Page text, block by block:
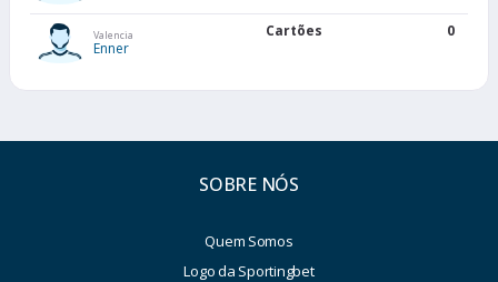
Valencia
Enner
Cartões 0
SOBRE NÓS
Quem Somos
Logo da Sportingbet